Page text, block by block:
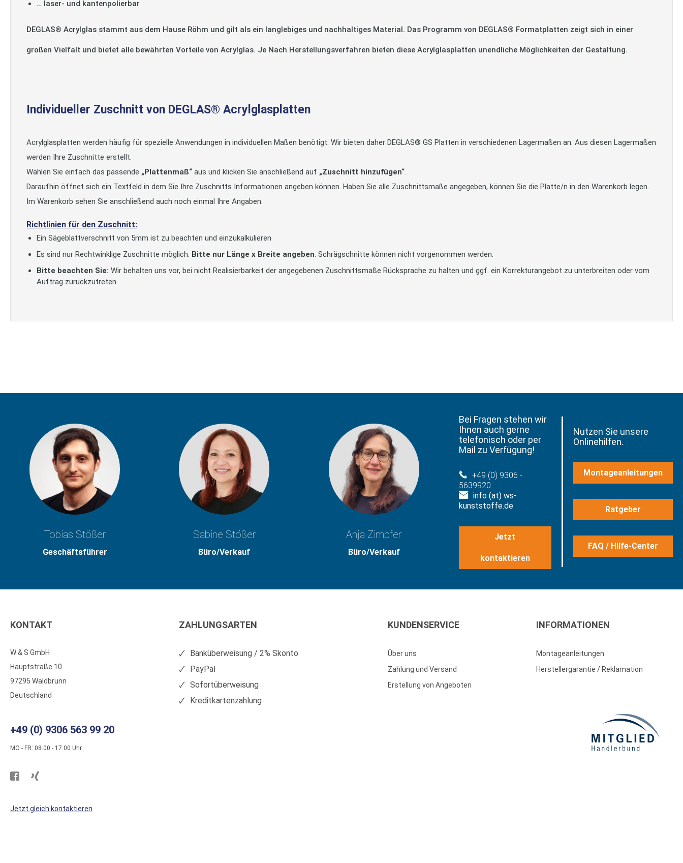
… laser- und kantenpolierbar
DEGLAS® Acrylglas stammt aus dem Hause Röhm und gilt als ein langlebiges und nachhaltiges Material. Das Programm von DEGLAS® Formatplatten zeigt sich in einer
großen Vielfalt und bietet alle bewährten Vorteile von Acrylglas. Je Nach Herstellungsverfahren bieten diese Acrylglasplatten unendliche Möglichkeiten der Gestaltung.
Individueller Zuschnitt von DEGLAS® Acrylglasplatten
Acrylglasplatten werden häufig für spezielle Anwendungen in individuellen Maßen benötigt. Wir bieten daher DEGLAS® GS Platten in verschiedenen Lagermaßen an. Aus diesen Lagermaßen
werden Ihre Zuschnitte erstellt.
Wählen Sie einfach das passende „Plattenmaß“ aus und klicken Sie anschließend auf „Zuschnitt hinzufügen“
Daraufhin öffnet sich ein Textfeld in dem Sie Ihre Zuschnitts Informationen angeben können. Haben Sie alle Zuschnittsmaße angegeben, können Sie die Platte/n in den Warenkorb legen.
Im Warenkorb sehen Sie anschließend auch noch einmal Ihre Angaben.
Richtlinien für den Zuschnitt:
Ein Sägeblattverschnitt von 5mm ist zu beachten und einzukalkulieren
Es sind nur Rechtwinklige Zuschnitte möglich. Bitte nur Länge x Breite angeben . Schrägschnitte können nicht vorgenommen werden.
Bitte beachten Sie: Wir behalten uns vor, bei nicht Realisierbarkeit der angegebenen Zuschnittsmaße Rücksprache zu halten und ggf. ein Korrekturangebot zu unterbreiten oder vom
Auftrag zurückzutreten.
Tobias Stößer
Geschäftsführer
Sabine Stößer
Büro/Verkauf
Anja Zimpfer
Büro/Verkauf
Bei Fragen stehen wir
Ihnen auch gerne
telefonisch oder per
Mail zu Verfügung!
+49 (0) 9306 -
5639920
info (at) ws-
kunststoffe.de
Jetzt
kontaktieren
Nutzen Sie unsere
Onlinehilfen.
Montageanleitungen
Ratgeber
FAQ / Hilfe-Center
KONTAKT
W & S GmbH
Hauptstraße 10
97295 Waldbrunn
Deutschland
+49 (0) 9306 563 99 20
MO - FR: 08.00 - 17.00 Uhr
Besuchen
WS
WS
Jetzt gleich kontaktieren
ZAHLUNGSARTEN
Banküberweisung / 2% Skonto
PayPal
Sofortüberweisung
Kreditkartenzahlung
KUNDENSERVICE
Über uns
Zahlung und Versand
Erstellung von Angeboten
INFORMATIONEN
Montageanleitungen
Herstellergarantie / Reklamation